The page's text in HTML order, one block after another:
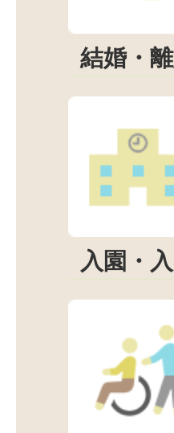
結婚・
入園・